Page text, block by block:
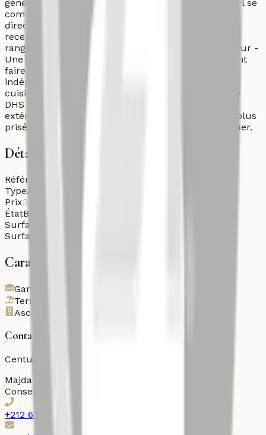
généreux, sa luminosité et ses finitions de qualité. Il se
compose de : - Un triple salon lumineux donnant
directement sur la grande terrasse, parfait pour
recevoir - Une suite parentale avec de nombreux
rangements, salle de bain privative et accès extérieur -
Une 2ème chambre confortable - Un séjour pouvant
faire office de 3ème chambre - Une salle de bain
indépendante - Une salle d’eau pour invités - Une
cuisine indépendante bien équipée Prix : 3.000.000
DHS Un appartement alliant élégance, confort et
extérieur exceptionnel dans l’un des quartiers les plus
prisés de Casablanca. Produit rare à ne pas manquer.
Détails
Référence
TypeAppartement
Prix3 000 000
ÉtatBon état
Surface habitable
Surface terrain
Caractéristiques
Garage
Terrasse
Ascenseur
Contactez l'agent
Century 21 Ollier
Majda
Conseiller immobilier
+212 614309309